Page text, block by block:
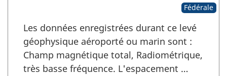
Fédérale
Les données enregistrées durant ce levé
géophysique aéroporté ou marin sont :
Champ magnétique total, Radiométrique,
très basse fréquence. L'espacement …